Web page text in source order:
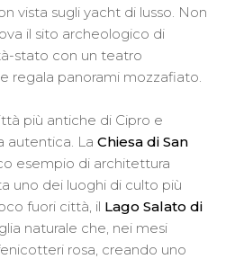
vista sugli yacht di lusso. Non
il sito archeologico di
stato con un teatro
regala panorami mozzafiato.
più antiche di Cipro e
autentica. La Chiesa di San
esempio di architettura
uno dei luoghi di culto più
fuori città, il Lago Salato di
naturale che, nei mesi
rosa, creando uno